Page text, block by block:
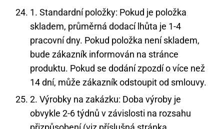
1. Standardní položky: Pokud je položka
skladem, průměrná dodací lhůta je 1-4
pracovní dny. Pokud položka není skladem,
bude zákazník informován na stránce
produktu. Pokud se dodání zpozdí o více než
14 dní, může zákazník odstoupit od smlouvy.
2. Výrobky na zakázku: Doba výroby je
obvykle 2-6 týdnů v závislosti na rozsahu